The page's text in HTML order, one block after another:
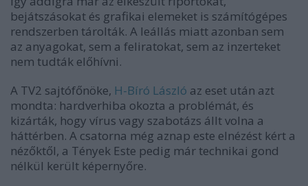
bejátszásokat és grafikai elemeket is számítógépes
rendszerben tárolták. A leállás miatt azonban sem
az anyagokat, sem a feliratokat, sem az inzerteket
nem tudták előhívni.
A TV2 sajtófőnöke, H-Bíró László az eset után azt
mondta: hardverhiba okozta a problémát, és
kizárták, hogy vírus vagy szabotázs állt volna a
háttérben. A csatorna még aznap este elnézést kért a
nézőktől, a Tények Este pedig már technikai gond
nélkül került képernyőre.